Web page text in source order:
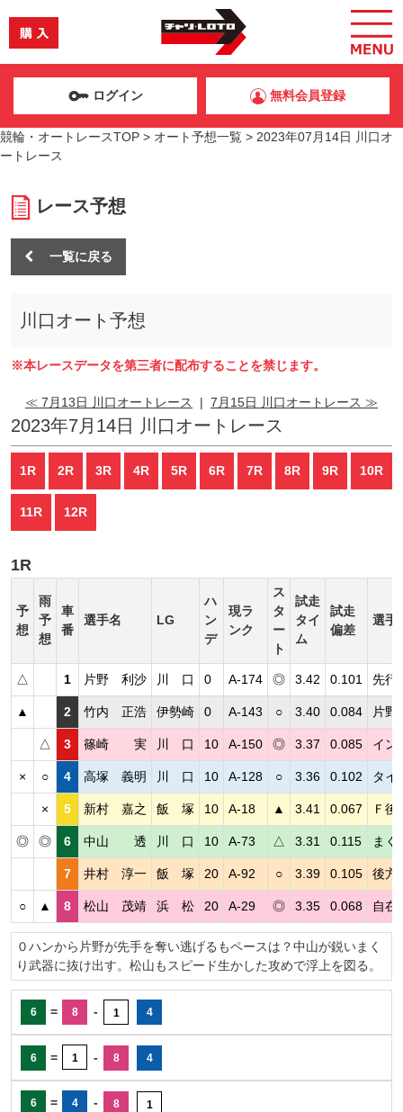
ログイン 無料会員登録
競輪・オートレースTOP > オート予想一覧 > 2023年07月14日 川口オ
ートレース
レース予想
一覧に戻る
川口オート予想
※本レースデータを第三者に配布することを禁じます。
≪ 7月13日 川口オートレース | 7月15日 川口オートレース ≫
2023年7月14日 川口オートレース
1R 2R 3R 4R 5R 6R 7R 8R 9R 10R
11R 12R
1R
予
想
雨
予
想
車
番
選手名 LG
ハ
ン
デ
現ラ
ンク
ス
タ
ー
ト
試走
タイ
ム
試走
偏差
選手
△ 1 片野 利沙 川 口 0 A-174 ◎ 3.42 0.101 先行
▲ 2 竹内 正浩 伊勢崎 0 A-143 ○ 3.40 0.084 片野
△ 3 篠崎 実 川 口 10 A-150 ◎ 3.37 0.085 イン
× ○ 4 高塚 義明 川 口 10 A-128 ○ 3.36 0.102 タイ
× 5 新村 嘉之 飯 塚 10 A-18 ▲ 3.41 0.067 Ｆ後
◎ ◎ 6 中山 透 川 口 10 A-73 △ 3.31 0.115 まく
7 井村 淳一 飯 塚 20 A-92 ○ 3.39 0.105 後方
○ ▲ 8 松山 茂靖 浜 松 20 A-29 ◎ 3.35 0.068 自在
０ハンから片野が先手を奪い逃げるもペースは？中山が鋭いまく
り武器に抜け出す。松山もスピード生かした攻めで浮上を図る。
6 = 8 - 1 4
6 = 1 - 8 4
6 = 4 - 8 1